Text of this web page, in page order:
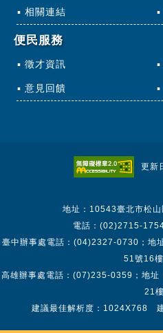
相關連結
便民服務
徵才資訊
意見回饋
更新
地址：10543臺北市松
電話：(02)2715-
臺中辦事處電話：(04)2327-0730；地
51號16
高雄辦事處電話：(07)235-0359；地
21樓
建議最佳解析度：1024X768